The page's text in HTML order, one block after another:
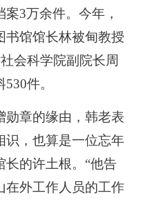
3万余件。今年，
书馆馆长林被甸教授
会科学院副院长周
件。
章的缘由，韩老表
识，也算是一位忘年
的许土根。“他告
在外工作人员的工作